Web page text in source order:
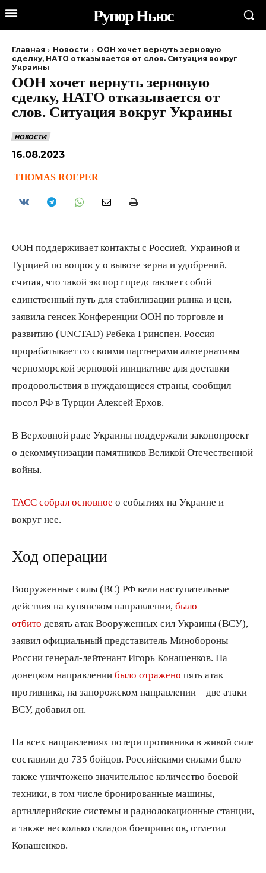
Рупор Ньюс
Главная Новости
ООН хочет вернуть зерновую
сделку, НАТО отказывается от слов. Ситуация вокруг
Украины
ООН хочет вернуть зерновую
сделку, НАТО отказывается от
слов. Ситуация вокруг Украины
НОВОСТИ
16.08.2023
THOMAS ROEPER
ООН поддерживает контакты с Россией, Украиной и
Турцией по вопросу о вывозе зерна и удобрений,
считая, что такой экспорт представляет собой
единственный путь для стабилизации рынка и цен,
заявила генсек Конференции ООН по торговле и
развитию (UNCTAD) Ребека Гринспен. Россия
прорабатывает со своими партнерами альтернативы
черноморской зерновой инициативе для доставки
продовольствия в нуждающиеся страны, сообщил
посол РФ в Турции Алексей Ерхов.
В Верховной раде Украины поддержали законопроект
о декоммунизации памятников Великой Отечественной
войны.
ТАСС собрал основное о событиях на Украине и
вокруг нее.
Ход операции
Вооруженные силы (ВС) РФ вели наступательные
действия на купянском направлении, было
отбито девять атак Вооруженных сил Украины (ВСУ),
заявил официальный представитель Минобороны
России генерал-лейтенант Игорь Конашенков. На
донецком направлении было отражено пять атак
противника, на запорожском направлении – две атаки
ВСУ, добавил он.
На всех направлениях потери противника в живой силе
составили до 735 бойцов. Российскими силами было
также уничтожено значительное количество боевой
техники, в том числе бронированные машины,
артиллерийские системы и радиолокационные станции,
а также несколько складов боеприпасов, отметил
Конашенков.